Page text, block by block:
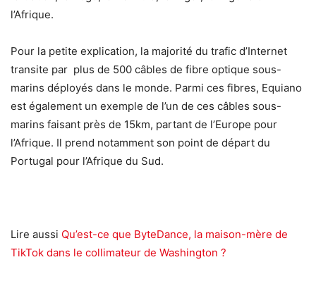
l’Afrique.
Pour la petite explication, la majorité du trafic d’Internet
transite par plus de 500 câbles de fibre optique sous-
marins déployés dans le monde. Parmi ces fibres, Equiano
est également un exemple de l’un de ces câbles sous-
marins faisant près de 15km, partant de l’Europe pour
l’Afrique. Il prend notamment son point de départ du
Portugal pour l’Afrique du Sud.
Lire aussi Qu’est-ce que ByteDance, la maison-mère de
TikTok dans le collimateur de Washington ?